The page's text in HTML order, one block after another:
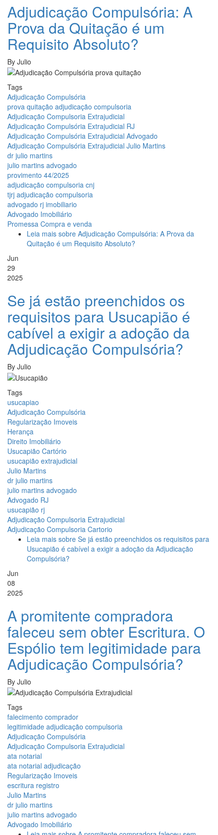
Adjudicação Compulsória: A
Prova da Quitação é um
Requisito Absoluto?
By Julio
Tags
Adjudicação Compulsória
prova quitação adjudicação compulsoria
Adjudicação Compulsoria Extrajudicial
Adjudicação Compulsória Extrajudicial RJ
Adjudicação Compulsória Extrajudicial Advogado
Adjudicação Compulsória Extrajudicial Julio Martins
dr julio martins
julio martins advogado
provimento 44/2025
adjudicação compulsoria cnj
tjrj adjudicação compulsoria
advogado rj imobiliario
Advogado Imobiliário
Promessa Compra e venda
Leia mais sobre Adjudicação Compulsória: A Prova da
Quitação é um Requisito Absoluto?
Jun
29
2025
Se já estão preenchidos os
requisitos para Usucapião é
cabível a exigir a adoção da
Adjudicação Compulsória?
By Julio
Tags
usucapiao
Adjudicação Compulsória
Regularização Imoveis
Herança
Direito Imobiliário
Usucapião Cartório
usucapião extrajudicial
Julio Martins
dr julio martins
julio martins advogado
Advogado RJ
usucapião rj
Adjudicação Compulsoria Extrajudicial
Adjudicação Compulsoria Cartorio
Leia mais sobre Se já estão preenchidos os requisitos para
Usucapião é cabível a exigir a adoção da Adjudicação
Compulsória?
Jun
08
2025
A promitente compradora
faleceu sem obter Escritura. O
Espólio tem legitimidade para
Adjudicação Compulsória?
By Julio
Tags
falecimento comprador
legitimidade adjudicação compulsoria
Adjudicação Compulsória
Adjudicação Compulsoria Extrajudicial
ata notarial
ata notarial adjudicação
Regularização Imoveis
escritura registro
Julio Martins
dr julio martins
julio martins advogado
Advogado Imobiliário